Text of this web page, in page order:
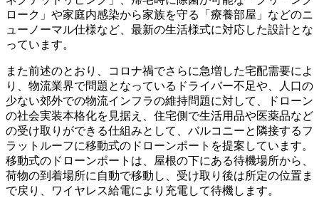
ローク」や家庭内感染から家族を守る「療養部屋」などのニ
ューノーマル仕様など、最新の生活様式に対応した設計とな
っています。
また前述のとおり、コロナ禍でさらに急増した宅配需要によ
り、物流業界で問題となっているドライバー不⾜や、⼈⼝の
少ない郊外での物流インフラの維持問題に対して、ドローン
の社会実装本格化を⾒据え、住宅側で⽣活⽤品や医薬品など
の受け取りができる仕組みとして、バルコニーと隣接するフ
ラットルーフに移動式のドローンポートを提案しています。
移動式のドローンポートは、屋根の下にある待機場所から、
荷物の到着場所に⾃動で移動し、受け取り後は所定の位置ま
で戻り、ワイヤレス給電により充電して待機します。